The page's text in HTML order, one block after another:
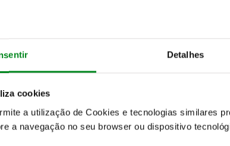
Detalhes
cookies
a utilização de Cookies e tecnologias similares
a navegação no seu browser ou dispositivo
e Senhoras
e Seniores Senhoras